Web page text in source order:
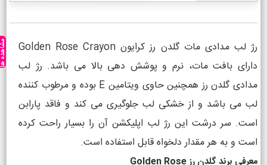
رژ لب مدادی مات گلدن رز کرایون Golden Rose Crayon
دارای بافت مات، نرم و پوشش دهی بالا می باشد. رژ لب
مدادی گلدن رز همچنین حاوی ویتامین E بوده و مرطوب کننده
لب می باشد و از خشکی لب جلوگیری می کند و فاقد پارابن
است. سر درشت این رژ لب اپلیکشن آن را بسیار راحت کرده
است و به هر مقدار دلخواه قابل استفاده است.
معرفی برند گلدن رز Golden Rose